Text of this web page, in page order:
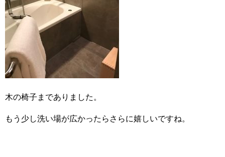
木の椅子までありました。
もう少し洗い場が広かったらさらに嬉しいですね。